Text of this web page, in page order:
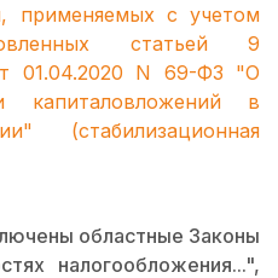
применяемых с учетом
статьей 9
01.04.2020 N 69-ФЗ "О
в
(стабилизационная
областные Законы
налогообложения...",